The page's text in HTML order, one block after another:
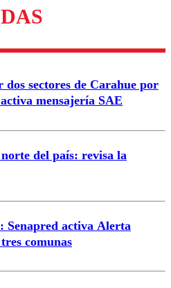
Enviar comentario
dos sectores de Carahue por
mensajería SAE
del país: revisa la
Senapred activa Alerta
comunas